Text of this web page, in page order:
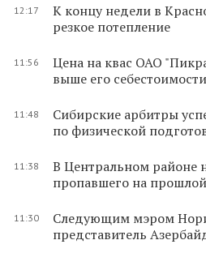
12:17
К концу недели в
резкое потепление
11:56
Цена на квас ОАО
выше его себестоимости
11:48
Сибирские арбитры
по физической
11:38
В Центральном районе
пропавшего на
11:30
Следующим мэром
представитель